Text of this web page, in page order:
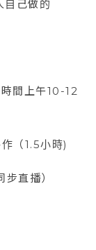
自己做的
間上午10-12
（1.5小時)
直播）